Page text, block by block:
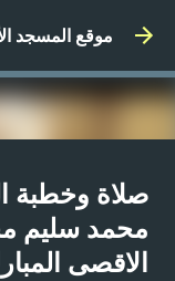
موقع المسجد
صلاة
الأقصى المبارك |
فيأبريل 21, 2025
محمد سليم
الاقصى